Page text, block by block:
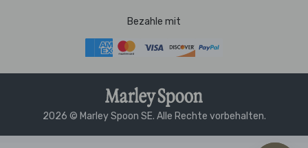
Bezahle mit
2026 © Marley Spoon SE. Alle Rechte vorbehalten.